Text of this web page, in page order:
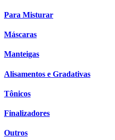
Para Misturar
Máscaras
Manteigas
Alisamentos e Gradativas
Tônicos
Finalizadores
Outros